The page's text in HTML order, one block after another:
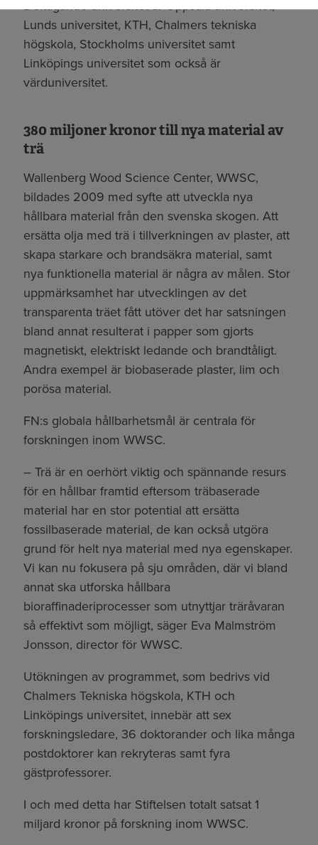
Deltagande universitet är Uppsala universitet,
Lunds universitet, KTH, Chalmers tekniska
högskola, Stockholms universitet samt
Linköpings universitet som också är
värduniversitet.
380 miljoner kronor till nya material av
trä
Wallenberg Wood Science Center, WWSC,
bildades 2009 med syfte att utveckla nya
hållbara material från den svenska skogen. Att
ersätta olja med trä i tillverkningen av plaster, att
skapa starkare och brandsäkra material, samt
nya funktionella material är några av målen. Stor
uppmärksamhet har utvecklingen av det
transparenta träet fått utöver det har satsningen
bland annat resulterat i papper som gjorts
magnetiskt, elektriskt ledande och brandtåligt.
Andra exempel är biobaserade plaster, lim och
porösa material.
FN:s globala hållbarhetsmål är centrala för
forskningen inom WWSC.
– Trä är en oerhört viktig och spännande resurs
för en hållbar framtid eftersom träbaserade
material har en stor potential att ersätta
fossilbaserade material, de kan också utgöra
grund för helt nya material med nya egenskaper.
Vi kan nu fokusera på sju områden, där vi bland
annat ska utforska hållbara
bioraffinaderiprocesser som utnyttjar träråvaran
så effektivt som möjligt, säger Eva Malmström
Jonsson, director för WWSC.
Utökningen av programmet, som bedrivs vid
Chalmers Tekniska högskola, KTH och
Linköpings universitet, innebär att sex
forskningsledare, 36 doktorander och lika många
postdoktorer kan rekryteras samt fyra
gästprofessorer.
I och med detta har Stiftelsen totalt satsat 1
miljard kronor på forskning inom WWSC.